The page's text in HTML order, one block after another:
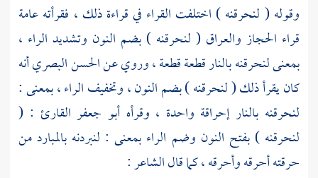
وقوله ( لنحرقنه ) اختلفت القراء في قراءة ذلك ، فقرأته عامة
قراء الحجاز والعراق ( لنحرقنه ) بضم النون وتشديد الراء ،
بمعنى لنحرقنه بالنار قطعة قطعة ، وروي عنالحسنالبصريأنه
كان يقرأ ذلك ( لنحرقنه ) بضم النون ، وتخفيف الراء ، بمعنى :
لنحرقنه بالنار إحراقة واحدة ، وقرأهأبو جعفر القارئ : (
لنحرقنه ) بفتح النون وضم الراء بمعنى : لنبردنه بالمبارد من
حرقته أحرقه وأحرقه ، كما قال الشاعر :